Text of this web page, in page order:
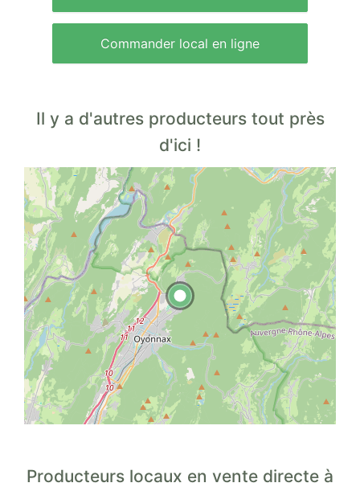
Commander local en ligne
Il y a d'autres producteurs tout près
d'ici !
Producteurs locaux en vente directe à